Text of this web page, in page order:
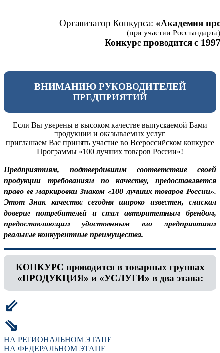
Организатор Конкурса: «Академия
(при участии Росстандарта)
Конкурс проводится с
ВНИМАНИЮ РУКОВОДИТЕЛЕЙ
ПРЕДПРИЯТИЙ
Если Вы уверены в высоком качестве выпускаемой Вами
продукции и оказываемых услуг,
приглашаем Вас принять участие во Всероссийском конкурсе
Программы «100 лучших товаров России»!
Предприятиям, подтвердившим соответствие своей
продукции требованиям по качеству, предоставляется
право ее маркировки Знаком «100 лучших товаров России».
Этот Знак качества сегодня широко известен, снискал
доверие потребителей и стал авторитетным брендом,
предоставляющим удостоенным его предприятиям
реальные конкурентные преимущества.
КОНКУРС проводится в товарных группах
«ПРОДУКЦИЯ» и «УСЛУГИ» в два этапа:
⇙
⇘
НА РЕГИОНАЛЬНОМ ЭТАПЕ
НА ФЕДЕРАЛЬНОМ ЭТАПЕ